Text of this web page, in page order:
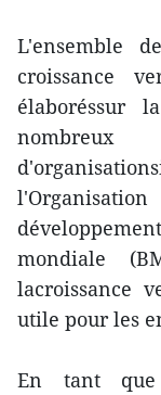
L'ensemble
croissance
élaboréssur
mondiale
lacroissance
utile pour les
En tant que